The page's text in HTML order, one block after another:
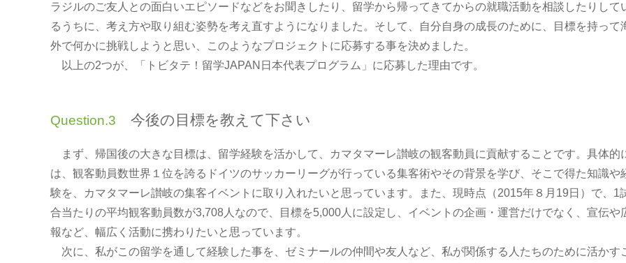
ラジルのご友人との面白いエピソードなどをお聞きしたり、留学から帰ってきてからの就職活動を相談したりして
るうちに、考え方や取り組む姿勢を考え直すようになりました。そして、自分自身の成長のために、目標を持って
外で何かに挑戦しようと思い、このようなプロジェクトに応募する事を決めました。
以上の2つが、「トビタテ！留学JAPAN日本代表プログラム」に応募した理由です。
Question.3 今後の目標を教えて下さい
まず、帰国後の大きな目標は、留学経験を活かして、カマタマーレ讃岐の観客動員に貢献することです。具体的
は、観客動員数世界１位を誇るドイツのサッカーリーグが行っている集客術やその背景を学び、そこで得た知識や
験を、カマタマーレ讃岐の集客イベントに取り入れたいと思っています。また、現時点（2015年８月19日）で、1
合当たりの平均観客動員数が3,708人なので、目標を5,000人に設定し、イベントの企画・運営だけでなく、宣伝や
報など、幅広く活動に携わりたいと思っています。
次に、私がこの留学を通して経験した事を、ゼミナールの仲間や友人など、私が関係する人たちのために活かす